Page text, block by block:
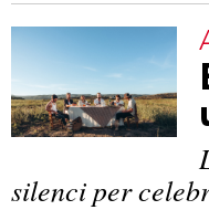
silenci per